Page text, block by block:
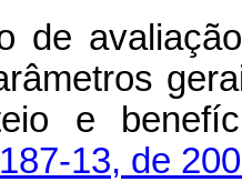
de
e
13, de